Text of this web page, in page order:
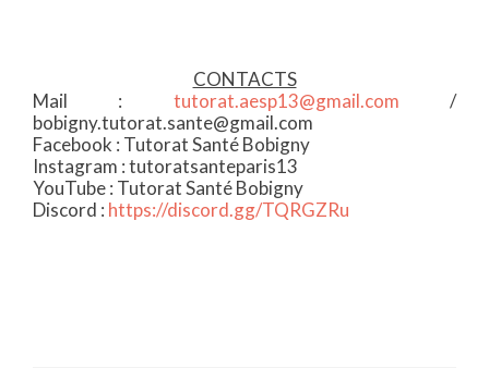
CONTACTS
Mail : tutorat.aesp13@gmail.com /
bobigny.tutorat.sante@gmail.com
Facebook : Tutorat Santé Bobigny
Instagram : tutoratsanteparis13
YouTube : Tutorat Santé Bobigny
Discord : https://discord.gg/TQRGZRu